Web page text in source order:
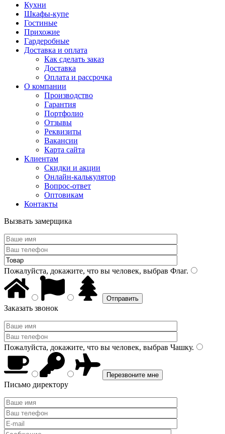
Кухни
Шкафы-купе
Гостиные
Прихожие
Гардеробные
Доставка и оплата
Как сделать заказ
Доставка
Оплата и рассрочка
О компании
Производство
Гарантия
Портфолио
Отзывы
Реквизиты
Вакансии
Карта сайта
Клиентам
Скидки и акции
Онлайн-калькулятор
Вопрос-ответ
Оптовикам
Контакты
Вызвать замерщика
Пожалуйста, докажите, что вы человек, выбрав Флаг.
Заказать звонок
Пожалуйста, докажите, что вы человек, выбрав Чашку.
Письмо директору